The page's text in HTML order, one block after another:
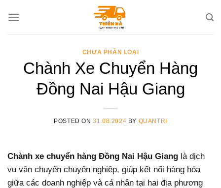
CHƯA PHÂN LOẠI
Chành Xe Chuyển Hàng
Đồng Nai Hậu Giang
POSTED ON31.08.2024 BY QUANTRI
Chành xe chuyển hàng Đồng Nai Hậu Giang là dịch
vụ vận chuyển chuyên nghiệp, giúp kết nối hàng hóa
giữa các doanh nghiệp và cá nhân tại hai địa phương